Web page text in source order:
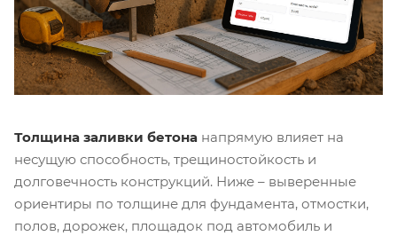
Толщина заливки бетона напрямую влияет на
несущую способность, трещиностойкость и
долговечность конструкций. Ниже – выверенные
ориентиры по толщине для фундамента, отмостки,
полов, дорожек, площадок под автомобиль и